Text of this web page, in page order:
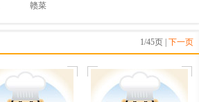
赣菜
1/45页 | 下一页